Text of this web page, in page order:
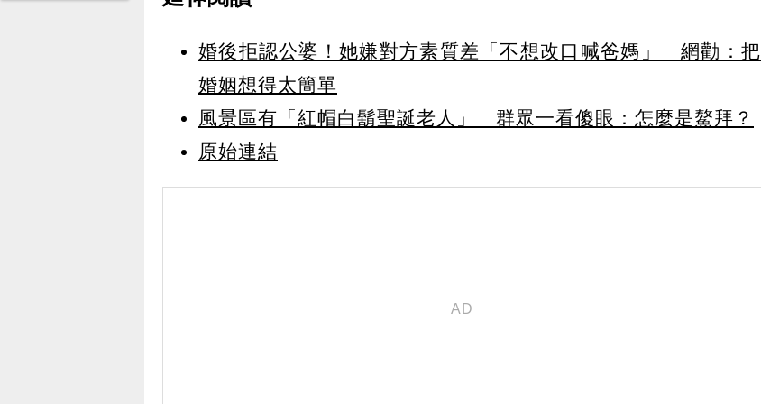
婚後拒認公婆！她嫌對方素質差「不想改口喊爸媽」 網勸：把
婚姻想得太簡單
風景區有「紅帽白鬍聖誕老人」 群眾一看傻眼：怎麼是鰲拜？
原始連結